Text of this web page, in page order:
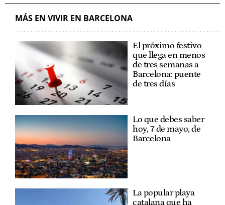
MÁS EN VIVIR EN BARCELONA
El próximo festivo
que llega en menos
de tres semanas a
Barcelona: puente
de tres días
Lo que debes saber
hoy, 7 de mayo, de
Barcelona
La popular playa
catalana que ha